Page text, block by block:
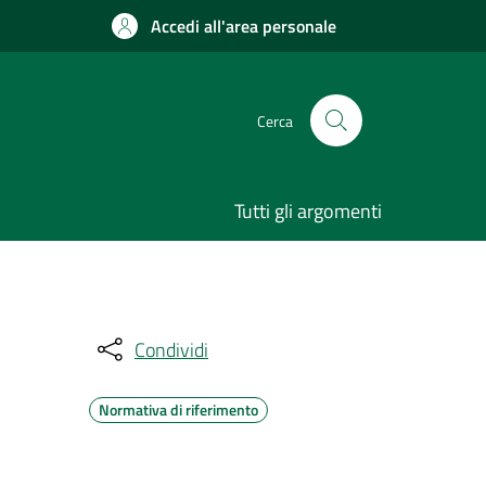
Accedi all'area personale
Cerca
Tutti gli argomenti
Condividi
Normativa di riferimento